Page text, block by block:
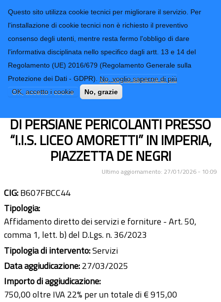
Questo sito utilizza cookie tecnici per migliorare il servizio. Per
l'installazione di cookie tecnici non è richiesto il preventivo
consenso degli utenti, mentre resta fermo l'obbligo di dare
l'informativa disciplinata nello specifico dagli artt. 13 e 14 del
Regolamento (UE) 2016/679 (Regolamento Generale sulla
Protezione dei Dati - GDPR). No, voglio saperne di più
OK, accetto i cookie
No, grazie
Provincia di
Imperia
CONTATTI-URP
TRASPARENZA
Form di ricerca
SERVIZIO RIGUARDANTE IL
NOLEGGIO DI PIATTAFORMA AEREA
DI PERSIANE PERICOLANTI PRESSO
“I.I.S. LICEO AMORETTI” IN IMPERIA,
PIAZZETTA DE NEGRI
Ultimo aggiornamento: 27/01/2026 - 10:09
CIG:B607FBCC44
Tipologia:
Affidamento diretto dei servizi e forniture - Art. 50,
comma 1, lett. b) del D.Lgs. n. 36/2023
Tipologia di intervento:Servizi
Data aggiudicazione:27/03/2025
Importo di aggiudicazione:
750,00 oltre IVA 22% per un totale di € 915,00